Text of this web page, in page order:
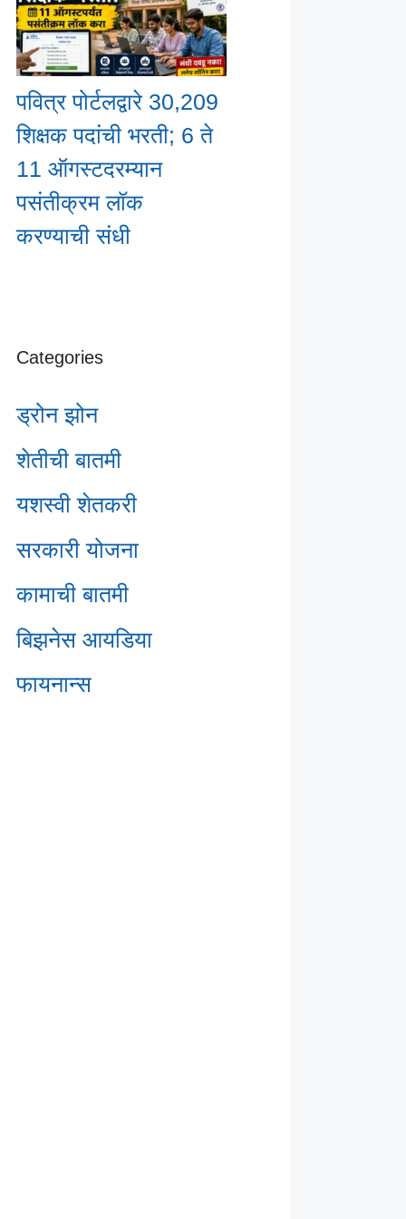
पवित्र पोर्टलद्वारे 30,209
शिक्षक पदांची भरती; 6 ते
11 ऑगस्टदरम्यान
पसंतीक्रम लॉक
करण्याची संधी
Categories
ड्रोन झोन
शेतीची बातमी
यशस्वी शेतकरी
सरकारी योजना
कामाची बातमी
बिझनेस आयडिया
फायनान्स